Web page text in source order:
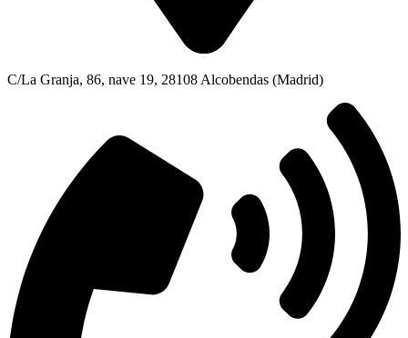
C/La Granja, 86, nave 19, 28108 Alcobendas (Madrid)